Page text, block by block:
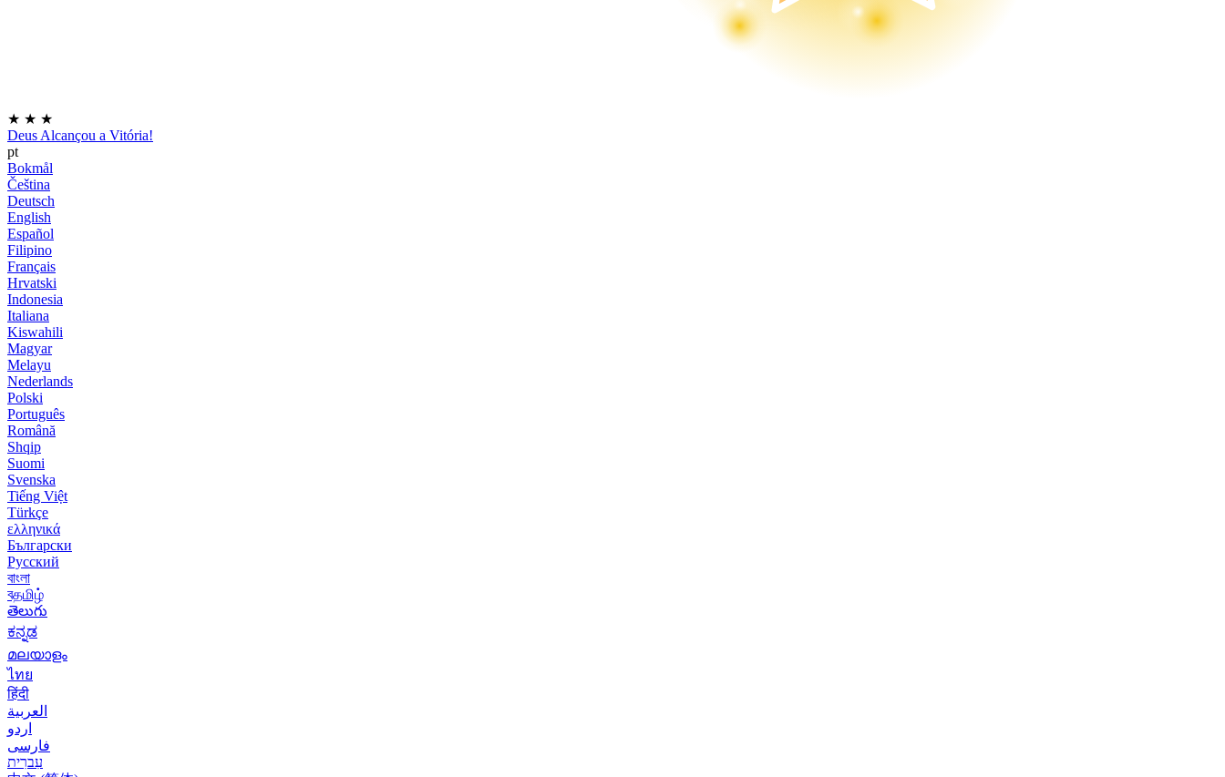
★ ★ ★
Deus Alcançou a Vitória!
pt
Bokmål
Čeština
Deutsch
English
Español
Filipino
Français
Hrvatski
Indonesia
Italiana
Kiswahili
Magyar
Melayu
Nederlands
Polski
Português
Română
Shqip
Suomi
Svenska
Tiếng Việt
Türkçe
ελληνικά
Български
Русский
বাংলা
বதமிழ்
తెలుగు
ಕನ್ನಡ
മലയാളം
ไทย
हिंदी
العربية
اردو
فارسی
עִברִית